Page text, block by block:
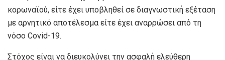
κορωναϊού, είτε έχει υποβληθεί σε διαγνωστική εξέταση
με αρνητικό αποτέλεσμα είτε έχει αναρρώσει από τη
νόσο Covid-19.
Στόχος είναι να διευκολύνει την ασφαλή ελεύθερη